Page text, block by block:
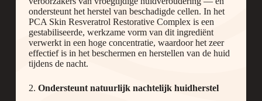
ondersteunt het herstel van beschadigde cellen. In het
PCA Skin Resveratrol Restorative Complex is een
gestabiliseerde, werkzame vorm van dit ingrediënt
verwerkt in een hoge concentratie, waardoor het zeer
effectief is in het beschermen en herstellen van de huid
tijdens de nacht.
2.Ondersteunt natuurlijk nachtelijk huidherstel